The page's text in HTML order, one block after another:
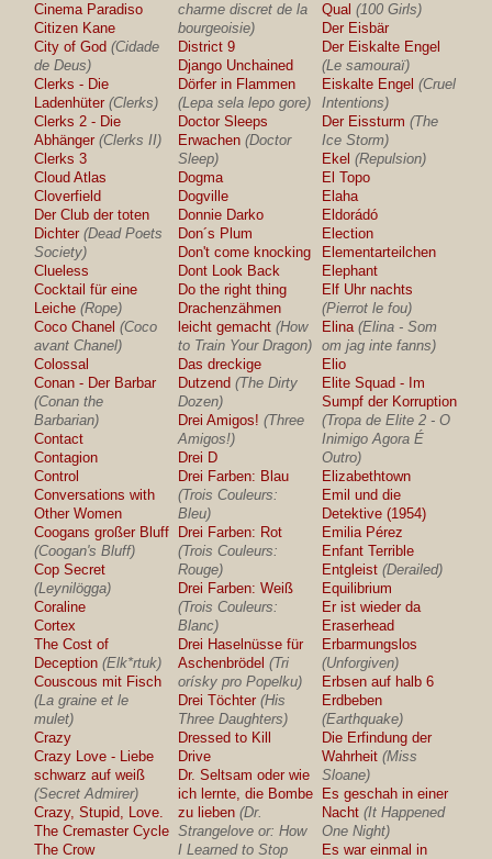
Cinema Paradiso
Citizen Kane
City of God (Cidade
de Deus)
Clerks - Die
Ladenhüter (Clerks)
Clerks 2 - Die
Abhänger (Clerks II)
Clerks 3
Cloud Atlas
Cloverfield
Der Club der toten
Dichter (Dead Poets
Society)
Clueless
Cocktail für eine
Leiche (Rope)
Coco Chanel (Coco
avant Chanel)
Colossal
Conan - Der Barbar
(Conan the
Barbarian)
Contact
Contagion
Control
Conversations with
Other Women
Coogans großer Bluff
(Coogan's Bluff)
Cop Secret
(Leynilögga)
Coraline
Cortex
The Cost of
Deception (Elk*rtuk)
Couscous mit Fisch
(La graine et le
mulet)
Crazy
Crazy Love - Liebe
schwarz auf weiß
(Secret Admirer)
Crazy, Stupid, Love.
The Cremaster Cycle
The Crow
charme discret de la
bourgeoisie)
District 9
Django Unchained
Dörfer in Flammen
(Lepa sela lepo gore)
Doctor Sleeps
Erwachen (Doctor
Sleep)
Dogma
Dogville
Donnie Darko
Don´s Plum
Don't come knocking
Dont Look Back
Do the right thing
Drachenzähmen
leicht gemacht (How
to Train Your Dragon)
Das dreckige
Dutzend (The Dirty
Dozen)
Drei Amigos! (Three
Amigos!)
Drei D
Drei Farben: Blau
(Trois Couleurs:
Bleu)
Drei Farben: Rot
(Trois Couleurs:
Rouge)
Drei Farben: Weiß
(Trois Couleurs:
Blanc)
Drei Haselnüsse für
Aschenbrödel (Tri
orísky pro Popelku)
Drei Töchter (His
Three Daughters)
Dressed to Kill
Drive
Dr. Seltsam oder wie
ich lernte, die Bombe
zu lieben (Dr.
Strangelove or: How
I Learned to Stop
Qual (100 Girls)
Der Eisbär
Der Eiskalte Engel
(Le samouraï)
Eiskalte Engel (Cruel
Intentions)
Der Eissturm (The
Ice Storm)
Ekel (Repulsion)
El Topo
Elaha
Eldorádó
Election
Elementarteilchen
Elephant
Elf Uhr nachts
(Pierrot le fou)
Elina (Elina - Som
om jag inte fanns)
Elio
Elite Squad - Im
Sumpf der Korruption
(Tropa de Elite 2 - O
Inimigo Agora É
Outro)
Elizabethtown
Emil und die
Detektive (1954)
Emilia Pérez
Enfant Terrible
Entgleist (Derailed)
Equilibrium
Er ist wieder da
Eraserhead
Erbarmungslos
(Unforgiven)
Erbsen auf halb 6
Erdbeben
(Earthquake)
Die Erfindung der
Wahrheit (Miss
Sloane)
Es geschah in einer
Nacht (It Happened
One Night)
Es war einmal in